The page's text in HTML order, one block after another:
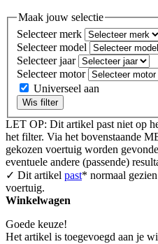
Maak jouw selectie
Selecteer merk
Selecteer model
Selecteer jaar
Selecteer motor
Universeel aan
Wis filter
LET OP: Dit artikel past niet op
het filter. Via het bovenstaande
gekozen voertuig worden
eventuele andere (passende)
✓ Dit artikel past* normaal
voertuig.
Winkelwagen
Goede keuze!
Het artikel is toegevoegd aan je